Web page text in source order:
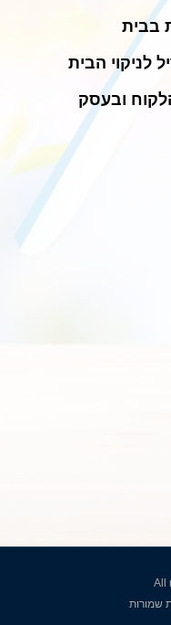
בבית
לניקוי הבית
ובעסק
שמורות